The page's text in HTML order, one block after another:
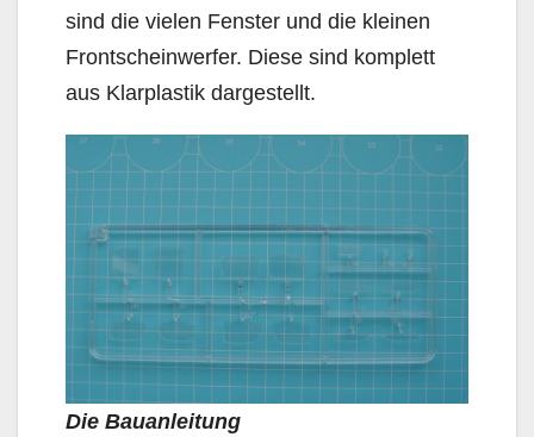
sind die vielen Fenster und die kleinen
Frontscheinwerfer. Diese sind komplett
aus Klarplastik dargestellt.
Die Bauanleitung